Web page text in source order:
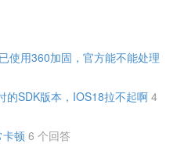
使用360加固，官方能不能处理
的SDK版本，IOS18拉不起啊 4
卡顿 6 个回答